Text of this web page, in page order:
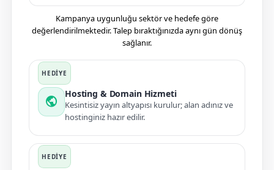
Kampanya uygunluğu sektör ve hedefe göre
değerlendirilmektedir. Talep bıraktığınızda aynı gün dönüş
sağlanır.
public
Hosting & Domain Hizmeti
Kesintisiz yayın altyapısı kurulur; alan adınız ve
hostinginiz hazır edilir.